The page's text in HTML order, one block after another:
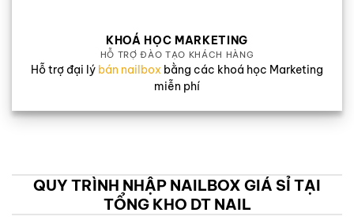
KHOÁ HỌC MARKETING
HỖ TRỢ ĐÀO TẠO KHÁCH HÀNG
Hỗ trợ đại lý bán nailbox bằng các khoá học Marketing
miễn phí
QUY TRÌNH NHẬP NAILBOX GIÁ SỈ TẠI
TỔNG KHO DT NAIL